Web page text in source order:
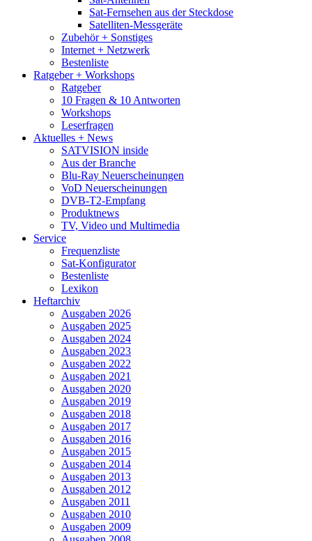
Sat-Fernsehen aus der Steckdose
Satelliten-Messgeräte
Zubehör + Sonstiges
Internet + Netzwerk
Bestenliste
Ratgeber + Workshops
Ratgeber
10 Fragen & 10 Antworten
Workshops
Leserfragen
Aktuelles + News
SATVISION inside
Aus der Branche
Blu-Ray Neuerscheinungen
VoD Neuerscheinungen
DVB-T2-Empfang
Produktnews
TV, Video und Multimedia
Service
Frequenzliste
Sat-Konfigurator
Bestenliste
Lexikon
Heftarchiv
Ausgaben 2026
Ausgaben 2025
Ausgaben 2024
Ausgaben 2023
Ausgaben 2022
Ausgaben 2021
Ausgaben 2020
Ausgaben 2019
Ausgaben 2018
Ausgaben 2017
Ausgaben 2016
Ausgaben 2015
Ausgaben 2014
Ausgaben 2013
Ausgaben 2012
Ausgaben 2011
Ausgaben 2010
Ausgaben 2009